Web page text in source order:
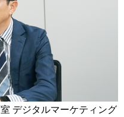
デジタルマーケティング